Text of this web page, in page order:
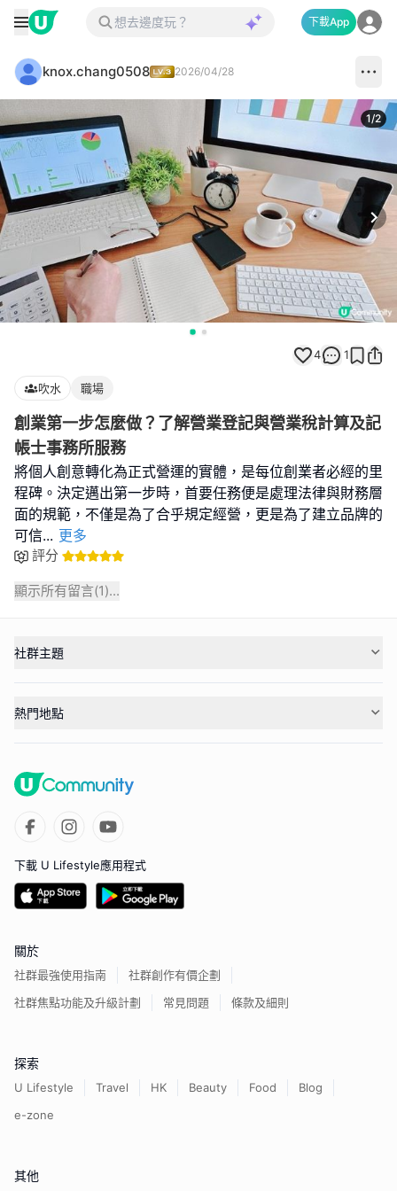
下載App
knox.chang0508 2026/04/28
1/2
4 1
吹水 職場
創業第一步怎麼做？了解營業登記與營業稅計算及記
帳士事務所服務
將個人創意轉化為正式營運的實體，是每位創業者必經的里
程碑。決定邁出第一步時，首要任務便是處理法律與財務層
面的規範，不僅是為了合乎規定經營，更是為了建立品牌的
可信... 更多
評分
顯示所有留言(1)...
社群主題
熱門地點
下載 U Lifestyle應用程式
關於
社群最強使用指南
社群創作有價企劃
社群焦點功能及升級計劃
常見問題 條款及細則
探索
U Lifestyle Travel HK Beauty Food
Blog
e-zone
其他